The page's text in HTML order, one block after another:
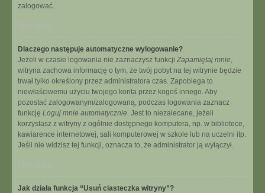
zalogować.
Na górę
Dlaczego następuje automatyczne wylogowanie?
Jeżeli w czasie logowania nie zaznaczysz funkcji Zapamiętaj mnie,
witryna zachowa informację o tym, że twój pobyt na tej witrynie będzie
trwał tylko określony przez administratora czas. Zapobiega to
niewłaściwemu użyciu twojego konta przez kogoś innego. Aby
pozostać zalogowanym/zalogowaną, podczas logowania zaznacz
funkcję Loguj mnie automatycznie. Jest to niezalecane, jeżeli
korzystasz z witryny z ogólnie dostępnego komputera, np. w bibliotece,
kawiarence internetowej, sali komputerowej w szkole lub na uczelni itp.
Jeśli nie widzisz tej funkcji, oznacza to, że administrator ją wyłączył.
Na górę
Jak działa funkcja “Usuń ciasteczka witryny”?